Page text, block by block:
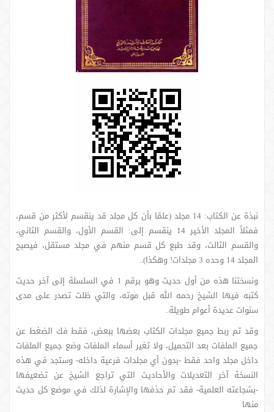
نبذة عن الكتاب: 14 مجلد (علمًا بأن كل مجلد قد ينقسم لأكثر من قسم،
فمثلاً المجلد الأخير 14 ينقسم إلى: القسم الأول، والقسم الثاني،
والقسم الثالث، وقد طبع كل قسم منهم في مجلد مستقل، فيصبح
المجلد 14 وحده 3 مجلدات! وهكذا)..
ونسختنا هذه من أول حديث وهو برقم 1 في السلسلة إلى آخر حديث
كتبه فيها الشيخ رحمه الله قبل موته، والتي ظلت تصدر على مدى
سنوات عديدة أعوام طويلة..
وقد تم ربط جميع مجلدات الكتاب بعضها ببعض، فقط فك الضغط عن
جميع الملفات بعد التحميل، ولا تغير أسماء الملفات وضع جميع الملفات
داخل مجلد واحد فقط -بدون أي مجلدات فرعية داخله- وستجد في هذه
النسخة آخر التعديلات والأحاديث التي تراجع الشيخ عن تضعيفها
-بشجاعته العلمية- فقد تم حذفها والإشارة لذلك في موضع كل حديث
منها